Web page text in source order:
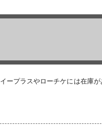
プラスやローチケには在庫が